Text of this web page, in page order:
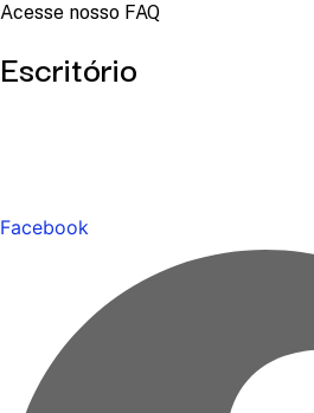
Acesse nosso FAQ
Escritório
Facebook